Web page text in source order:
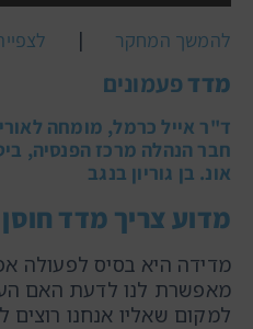
להמשך המחקר |
מדד פעמונים
ד"ר אייל כרמל, מומחה
חבר הנהלה מרכז הפנסיה,
אונ. בן גוריון בנגב
מדוע צריך מדד חוסן
מדידה היא בסיס לפעולה
מאפשרת לנו לדעת האם
למקום שאליו אנחנו רוצים